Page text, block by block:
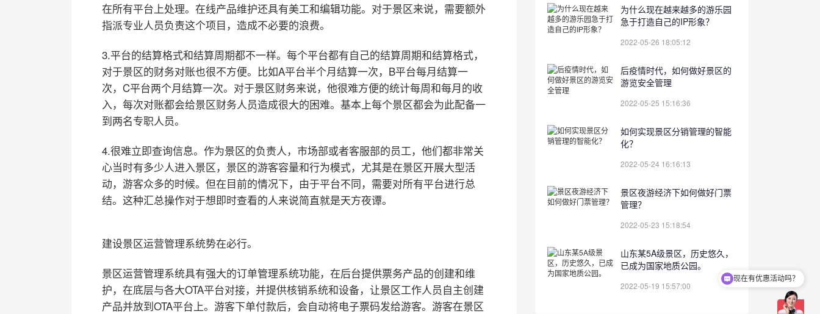
在所有平台上处理。在线产品维护还具有美工和编辑功能。对于景区来说，需要额外
指派专业人员负责这个项目，造成不必要的浪费。
3.平台的结算格式和结算周期都不一样。每个平台都有自己的结算周期和结算格式，
对于景区的财务对账也很不方便。比如A平台半个月结算一次，B平台每月结算一
次，C平台两个月结算一次。对于景区财务来说，他很难方便的统计每周和每月的收
入，每次对账都会给景区财务人员造成很大的困难。基本上每个景区都会为此配备一
到两名专职人员。
4.很难立即查询信息。作为景区的负责人，市场部或者客服部的员工，他们都非常关
心当时有多少人进入景区，景区的游客容量和行为模式，尤其是在景区开展大型活
动，游客众多的时候。但在目前的情况下，由于平台不同，需要对所有平台进行总
结。这种汇总操作对于想即时查看的人来说简直就是天方夜谭。
建设景区运营管理系统势在必行。
景区运营管理系统具有强大的订单管理系统功能，在后台提供票务产品的创建和维
护，在底层与各大OTA平台对接，并提供核销系统和设备，让景区工作人员自主创建
产品并放到OTA平台上。游客下单付款后，会自动将电子票码发给游客。游客在景区
为什么现在越来越多的游乐园
急于打造自己的IP形象？
2022-05-26 18:05:12
后疫情时代，如何做好景区的
游览安全管理
2022-05-25 15:16:36
如何实现景区分销管理的智能
化？
2022-05-24 16:16:13
景区夜游经济下如何做好门票
管理？
2022-05-23 15:18:54
山东某5A级景区，历史悠久，
已成为国家地质公园。
2022-05-19 15:57:00
现在有优惠活动吗？